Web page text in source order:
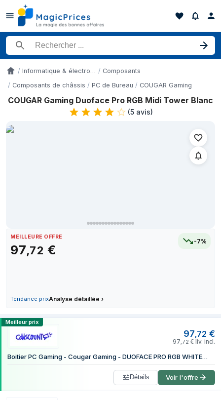
Rechercher un produit
Accueil Informatique & électronique
Composants
Composants de châssis
PC de Bureau COUGAR Gaming
COUGAR Gaming Duoface Pro RGB Midi Tower Blanc
(5 avis)
MEILLEURE OFFRE
97,72 €
-7%
Tendance prixAnalyse détaillée ›
Historique des prix de COUGAR Gaming Duoface Pro RGB
Date
16 mai 2026
2 juillet 2026
Comparer les prix de COUGAR Gaming
Meilleur prix
97,72 €
97 72 € liv. incl.
Boitier PC Gaming - Cougar Gaming - DUOFACE PRO RGB WHITE - Comprend 4 ventilateurs ARGB de 120 mm
Détails Voir l'offre